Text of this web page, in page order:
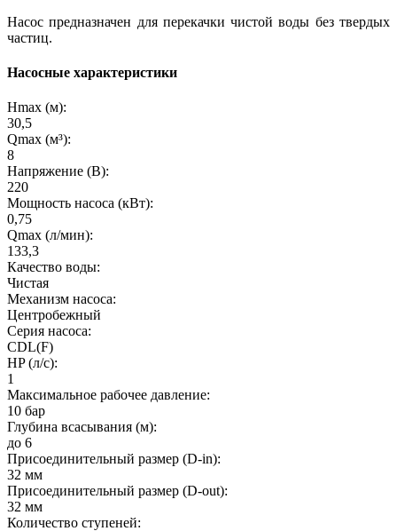
Насос предназначен для перекачки чистой воды без твердых
частиц.
Насосные характеристики
Hmax (м):
30,5
Qmax (м³):
8
Напряжение (В):
220
Мощность насоса (кВт):
0,75
Qmax (л/мин):
133,3
Качество воды:
Чистая
Механизм насоса:
Центробежный
Серия насоса:
CDL(F)
HP (л/с):
1
Максимальное рабочее давление:
10 бар
Глубина всасывания (м):
до 6
Присоединительный размер (D-in):
32 мм
Присоединительный размер (D-out):
32 мм
Количество ступеней: